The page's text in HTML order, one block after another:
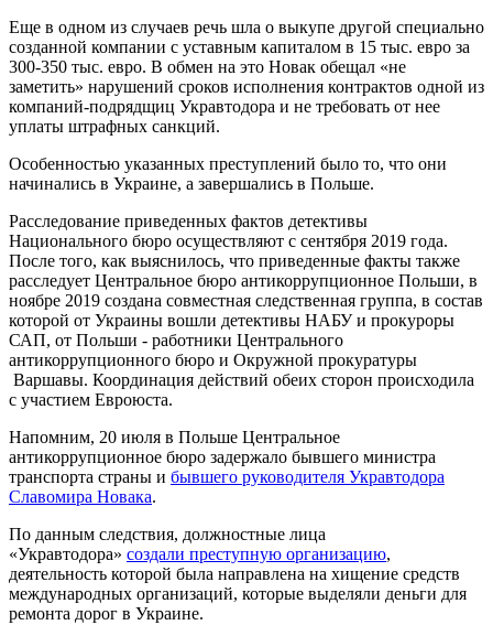
Еще в одном из случаев речь шла о выкупе другой специально
созданной компании с уставным капиталом в 15 тыс. евро за
300-350 тыс. евро. В обмен на это Новак обещал «не
заметить» нарушений сроков исполнения контрактов одной из
компаний-подрядщиц Укравтодора и не требовать от нее
уплаты штрафных санкций.
Особенностью указанных преступлений было то, что они
начинались в Украине, а завершались в Польше.
Расследование приведенных фактов детективы
Национального бюро осуществляют с сентября 2019 года.
После того, как выяснилось, что приведенные факты также
расследует Центральное бюро антикоррупционное Польши, в
ноябре 2019 создана совместная следственная группа, в состав
которой от Украины вошли детективы НАБУ и прокуроры
САП, от Польши - работники Центрального
антикоррупционного бюро и Окружной прокуратуры
Варшавы. Координация действий обеих сторон происходила
с участием Евроюста.
Напомним, 20 июля в Польше Центральное
антикоррупционное бюро задержало бывшего министра
транспорта страны и бывшего руководителя Укравтодора
Славомира Новака.
По данным следствия, должностные лица
«Укравтодора» создали преступную организацию,
деятельность которой была направлена ​​на хищение средств
международных организаций, которые выделяли деньги для
ремонта дорог в Украине.